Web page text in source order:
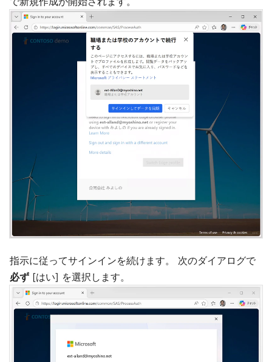
指示に従ってサインインを続けます。 次のダイアログで
必ず [はい] を選択します。